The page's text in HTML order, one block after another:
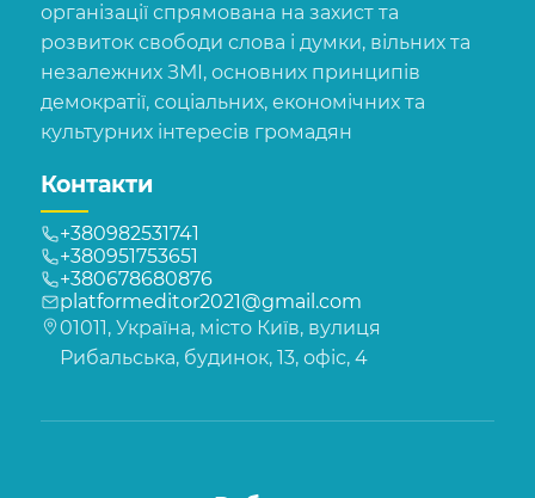
організації спрямована на захист та
розвиток свободи слова і думки, вільних та
незалежних ЗМІ, основних принципів
демократії, соціальних, економічних та
культурних інтересів громадян
Контакти
+380982531741
+380951753651
+380678680876
platformeditor2021@gmail.com
01011, Україна, місто Київ, вулиця
Рибальська, будинок, 13, офіс, 4